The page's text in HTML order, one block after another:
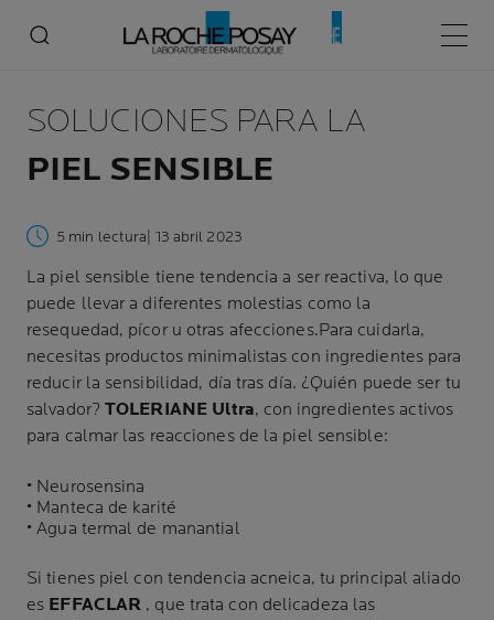
Menú
SOLUCIONES PARA LA
PIEL SENSIBLE
5 min lectura | 13 abril 2023
La piel sensible tiene tendencia a ser reactiva, lo que
puede llevar a diferentes molestias como la
resequedad, pícor u otras afecciones.Para cuidarla,
necesitas productos minimalistas con ingredientes para
reducir la sensibilidad, día tras día. ¿Quién puede ser tu
salvador? TOLERIANE Ultra, con ingredientes activos
para calmar las reacciones de la piel sensible:
• Neurosensina
• Manteca de karité
• Agua termal de manantial
Si tienes piel con tendencia acneica, tu principal aliado
es EFFACLAR , que trata con delicadeza las